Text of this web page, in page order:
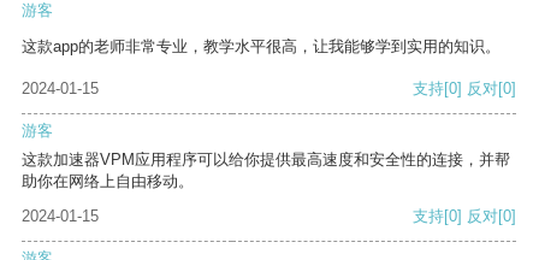
游客
这款app的老师非常专业，教学水平很高，让我能够学到实用的知识。
2024-01-15 支持[0] 反对[0]
游客
这款加速器VPM应用程序可以给你提供最高速度和安全性的连接，并帮
助你在网络上自由移动。
2024-01-15
支持[0] 反对[0]